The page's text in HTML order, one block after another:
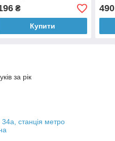
₴
Купити
490
за рік
34а, станція метро